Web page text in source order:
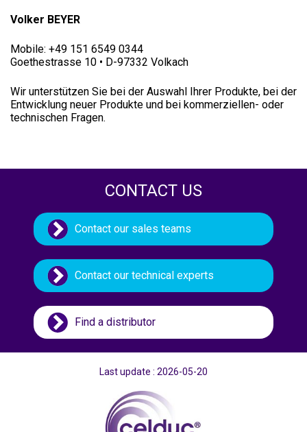
Volker BEYER
Mobile: +49 151 6549 0344
Goethestrasse 10 • D-97332 Volkach
Wir unterstützen Sie bei der Auswahl Ihrer Produkte, bei der
Entwicklung neuer Produkte und bei kommerziellen- oder
technischen Fragen.
CONTACT US
Contact our sales teams
Contact our technical experts
Find a distributor
Last update : 2026-05-20